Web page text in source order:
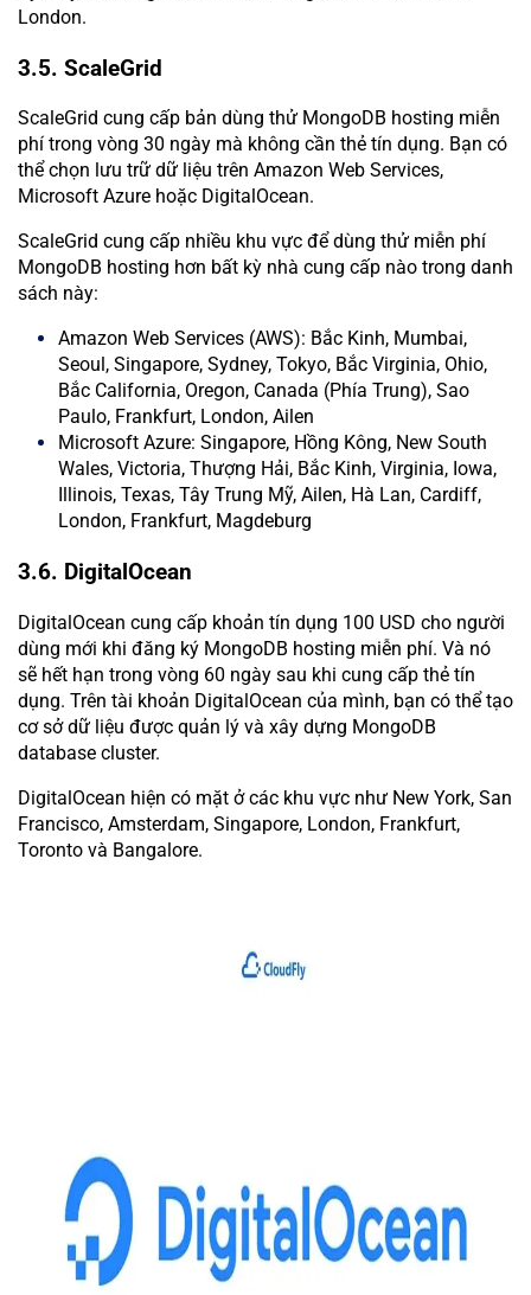
London.
3.5. ScaleGrid
ScaleGrid cung cấp bản dùng thử MongoDB hosting miễn
phí trong vòng 30 ngày mà không cần thẻ tín dụng. Bạn có
thể chọn lưu trữ dữ liệu trên Amazon Web Services,
Microsoft Azure hoặc DigitalOcean.
ScaleGrid cung cấp nhiều khu vực để dùng thử miễn phí
MongoDB hosting hơn bất kỳ nhà cung cấp nào trong danh
sách này:
Amazon Web Services (AWS): Bắc Kinh, Mumbai,
Seoul, Singapore, Sydney, Tokyo, Bắc Virginia, Ohio,
Bắc California, Oregon, Canada (Phía Trung), Sao
Paulo, Frankfurt, London, Ailen
Microsoft Azure: Singapore, Hồng Kông, New South
Wales, Victoria, Thượng Hải, Bắc Kinh, Virginia, Iowa,
Illinois, Texas, Tây Trung Mỹ, Ailen, Hà Lan, Cardiff,
London, Frankfurt, Magdeburg
3.6. DigitalOcean
DigitalOcean cung cấp khoản tín dụng 100 USD cho người
dùng mới khi đăng ký MongoDB hosting miễn phí. Và nó
sẽ hết hạn trong vòng 60 ngày sau khi cung cấp thẻ tín
dụng. Trên tài khoản DigitalOcean của mình, bạn có thể tạo
cơ sở dữ liệu được quản lý và xây dựng MongoDB
database cluster.
DigitalOcean hiện có mặt ở các khu vực như New York, San
Francisco, Amsterdam, Singapore, London, Frankfurt,
Toronto và Bangalore.